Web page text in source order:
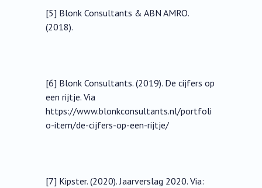
[5] Blonk Consultants & ABN AMRO.
(2018).
[6] Blonk Consultants. (2019). De cijfers op
een rijtje. Via
https://www.blonkconsultants.nl/portfoli
o-item/de-cijfers-op-een-rijtje/
[7] Kipster. (2020). Jaarverslag 2020. Via: